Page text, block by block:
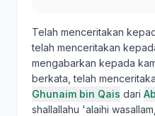
Telah menceritakan
telah menceritakan
mengabarkan kepada
berkata, telah
Ghunaim bin Qais dari
shallallahu 'alaihi